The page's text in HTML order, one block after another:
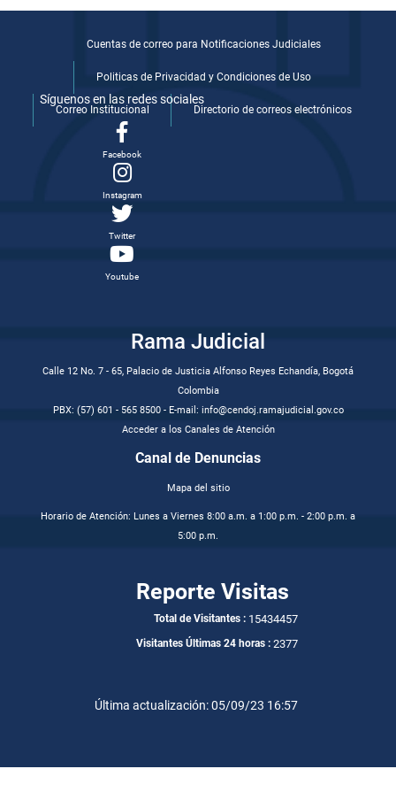
Cuentas de correo para Notificaciones Judiciales
Politicas de Privacidad y Condiciones de Uso
Correo Institucional Directorio de correos electrónicos
Síguenos en las redes sociales
Facebook
Instagram
Twitter
Youtube
Rama Judicial
Calle 12 No. 7 - 65, Palacio de Justicia Alfonso Reyes Echandía, Bogotá
Colombia
PBX: (57) 601 - 565 8500 - E-mail: info@cendoj.ramajudicial.gov.co
Acceder a los Canales de Atención
Canal de Denuncias
Mapa del sitio
Horario de Atención: Lunes a Viernes 8:00 a.m. a 1:00 p.m. - 2:00 p.m. a
5:00 p.m.
Reporte Visitas
Total de Visitantes : 15434457
Visitantes Últimas 24 horas : 2377
Última actualización: 05/09/23 16:57